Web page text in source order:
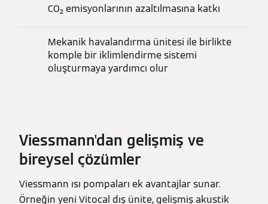
CO₂ emisyonlarının azaltılmasına katkı
Mekanik havalandırma ünitesi ile birlikte
komple bir iklimlendirme sistemi
oluşturmaya yardımcı olur
Viessmann'dan gelişmiş ve
bireysel çözümler
Viessmann ısı pompaları ek avantajlar sunar.
Örneğin yeni Vitocal dış ünite, gelişmiş akustik